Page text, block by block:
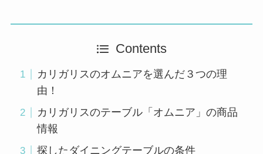
Contents
カリガリスのオムニアを選んだ３つの理
由！
カリガリスのテーブル「オムニア」の商品
情報
探したダイニングテーブルの条件